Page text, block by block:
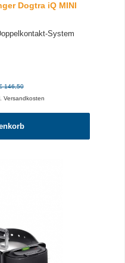
Dogtra iQ MINI
System
Regulärer Preis:
146,50
Versandkosten